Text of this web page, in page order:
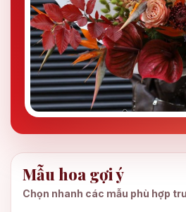
Mẫu hoa gợi ý
Chọn nhanh các mẫu phù hợp